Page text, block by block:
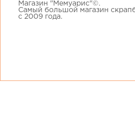
Магазин "Мемуарис"©.
Самый большой магазин
с 2009 года.